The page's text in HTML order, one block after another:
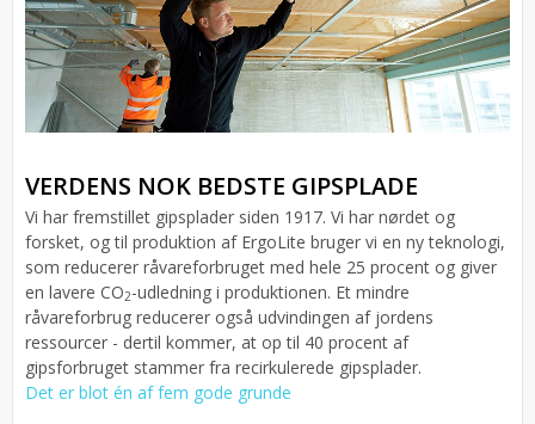
VERDENS NOK BEDSTE GIPSPLADE
Vi har fremstillet gipsplader siden 1917. Vi har nørdet og
forsket, og til produktion af ErgoLite bruger vi en ny teknologi,
som reducerer råvareforbruget med hele 25 procent og giver
en lavere CO2-udledning i produktionen. Et mindre
råvareforbrug reducerer også udvindingen af jordens
ressourcer - dertil kommer, at op til 40 procent af
gipsforbruget stammer fra recirkulerede gipsplader.
Det er blot én af fem gode grunde